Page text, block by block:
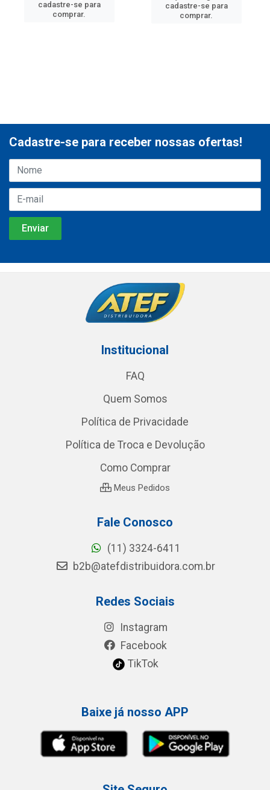
cadastre-se para
comprar.
cadastre-se para
comprar.
Cadastre-se para receber nossas ofertas!
Institucional
FAQ
Quem Somos
Política de Privacidade
Política de Troca e Devolução
Como Comprar
Meus Pedidos
Fale Conosco
(11) 3324-6411
b2b@atefdistribuidora.com.br
Redes Sociais
Instagram
Facebook
TikTok
Baixe já nosso APP